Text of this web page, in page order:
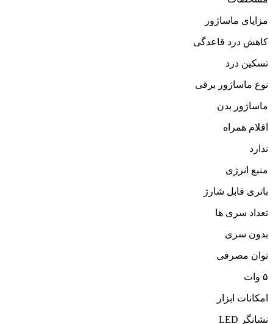
عدد
مزایای ماساژور
کاهش درد قاعدگی
تسکین درد
نوع ماساژور برقی
ماساژور بدن
اقلام همراه
ندارد
منبع انرژی
باتری قابل شارژ
تعداد سری ها
بدون سری
توان مصرفی
۵ وات
امکانات ابزار
نشانگر LED